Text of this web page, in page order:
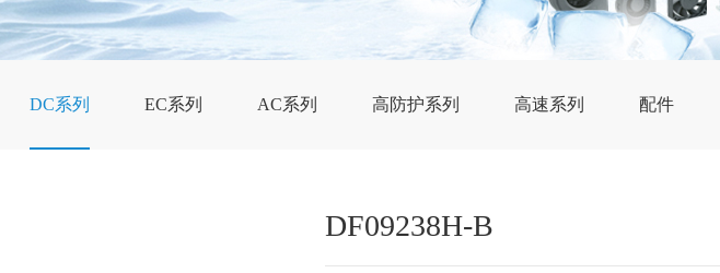
DC系列 EC系列 AC系列 高防护系列 高速系列 配件
DF09238H-B